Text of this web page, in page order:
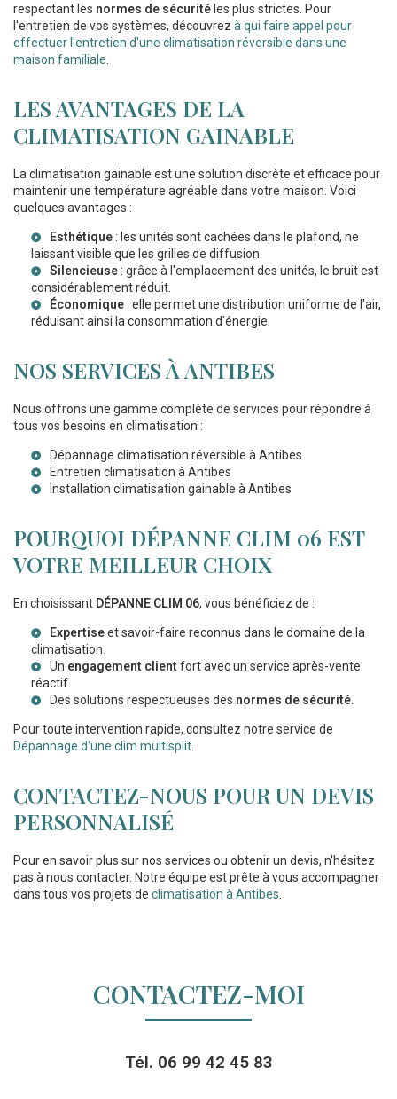
respectant les normes de sécuritéles plus strictes. Pour
l'entretien de vos systèmes, découvrez à qui faire appel pour
effectuer l'entretien d'une climatisation réversible dans une
maison familiale
LES AVANTAGES DE LA
CLIMATISATION GAINABLE
La climatisation gainable est une solution discrète et efficace pour
maintenir une température agréable dans votre maison. Voici
quelques avantages :
Esthétique : les unités sont cachées dans le plafond, ne
laissant visible que les grilles de diffusion.
Silencieuse : grâce à l'emplacement des unités, le bruit est
considérablement réduit.
Économique : elle permet une distribution uniforme de l'air,
réduisant ainsi la consommation d'énergie.
NOS SERVICES À ANTIBES
Nous offrons une gamme complète de services pour répondre à
tous vos besoins en climatisation :
Dépannage climatisation réversible à Antibes
Entretien climatisation à Antibes
Installation climatisation gainable à Antibes
POURQUOI DÉPANNE CLIM 06 EST
VOTRE MEILLEUR CHOIX
En choisissant DÉPANNE CLIM 06, vous bénéficiez de :
Expertiseet savoir-faire reconnus dans le domaine de la
climatisation.
Un engagement client fort avec un service après-vente
réactif.
Des solutions respectueuses des normes de sécurité
Pour toute intervention rapide, consultez notre service de
Dépannage d'une clim multisplit
CONTACTEZ-NOUS POUR UN DEVIS
PERSONNALISÉ
Pour en savoir plus sur nos services ou obtenir un devis, n'hésitez
pas à nous contacter. Notre équipe est prête à vous accompagner
dans tous vos projets de climatisation à Antibes
CONTACTEZ-MOI
Tél. 06 99 42 45 83